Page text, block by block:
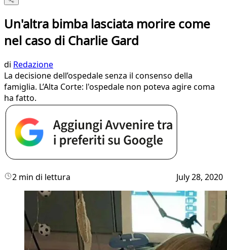
Un'altra bimba lasciata morire come
nel caso di Charlie Gard
di Redazione
La decisione dell’ospedale senza il consenso della
famiglia. L’Alta Corte: l'ospedale non poteva agire coma
ha fatto.
2 min di lettura July 28, 2020